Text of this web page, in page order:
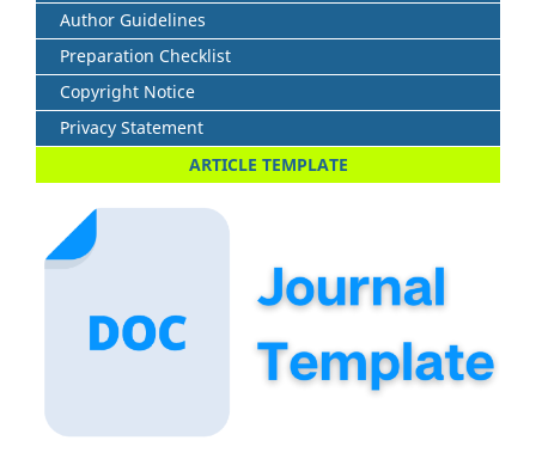
Author Guidelines
Preparation Checklist
Copyright Notice
Privacy Statement
ARTICLE TEMPLATE